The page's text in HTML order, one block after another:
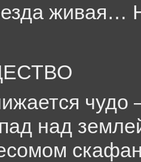
живая…
над